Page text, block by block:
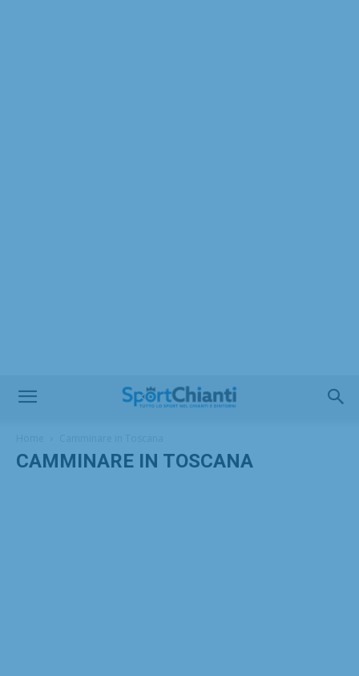
CAMMINARE IN TOSCANA